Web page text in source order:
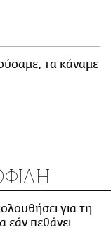
τα κάναμε
για τη
εάν πεθάνει